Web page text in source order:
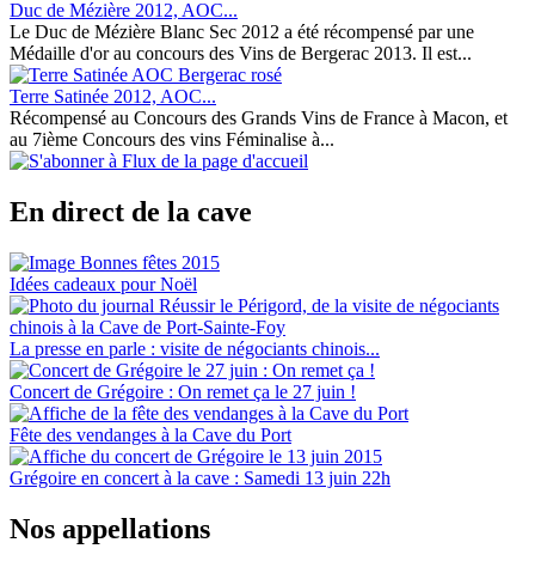
Duc de Mézière 2012, AOC...
Le Duc de Mézière Blanc Sec 2012 a été récompensé par une
Médaille d'or au concours des Vins de Bergerac 2013. Il est...
Terre Satinée 2012, AOC...
Récompensé au Concours des Grands Vins de France à Macon, et
au 7ième Concours des vins Féminalise à...
En direct de la cave
Idées cadeaux pour Noël
La presse en parle : visite de négociants chinois...
Concert de Grégoire : On remet ça le 27 juin !
Fête des vendanges à la Cave du Port
Grégoire en concert à la cave : Samedi 13 juin 22h
Nos appellations